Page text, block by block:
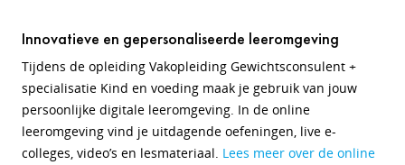
Innovatieve en gepersonaliseerde leeromgeving
Tijdens de opleiding Vakopleiding Gewichtsconsulent +
specialisatie Kind en voeding maak je gebruik van jouw
persoonlijke digitale leeromgeving. In de online
leeromgeving vind je uitdagende oefeningen, live e-
colleges, video’s en lesmateriaal. Lees meer over de online